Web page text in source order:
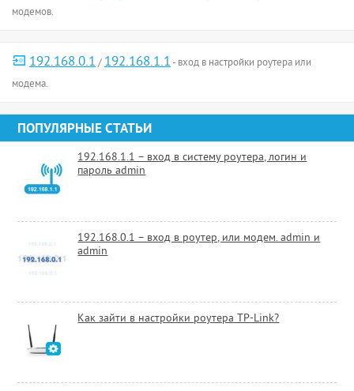
модемов.
192.168.0.1/192.168.1.1- вход в настройки роутера или
модема.
ПОПУЛЯРНЫЕ СТАТЬИ
192.168.1.1 – вход в систему роутера, логин и
пароль admin
192.168.0.1 – вход в роутер, или модем. admin и
admin
Как зайти в настройки роутера TP-Link?